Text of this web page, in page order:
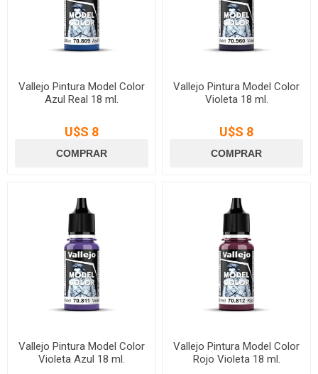
Vallejo Pintura Model Color
Azul Real 18 ml.
U$S 8
Vallejo Pintura Model Color
Violeta 18 ml.
U$S 8
Vallejo Pintura Model Color
Violeta Azul 18 ml.
Vallejo Pintura Model Color
Rojo Violeta 18 ml.